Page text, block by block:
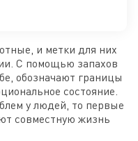
и метки для них
С помощью запахов
обозначают границы
состояние.
у людей, то первые
совместную жизнь